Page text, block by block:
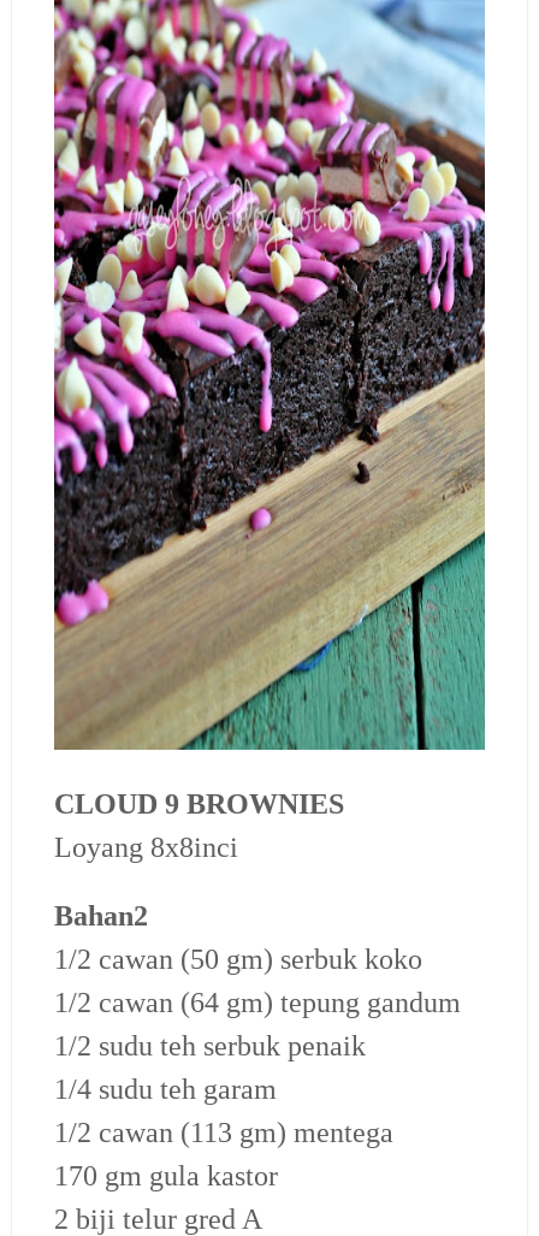
CLOUD 9 BROWNIES
Loyang 8x8inci
Bahan2
1/2 cawan (50 gm) serbuk koko
1/2 cawan (64 gm) tepung gandum
1/2 sudu teh serbuk penaik
1/4 sudu teh garam
1/2 cawan (113 gm) mentega
170 gm gula kastor
2 biji telur gred A